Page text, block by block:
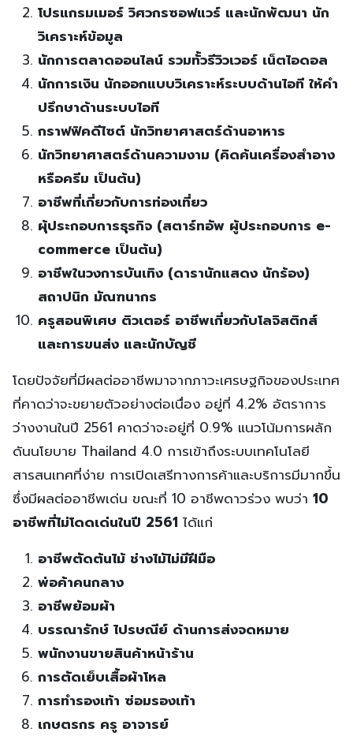
โปรแกรมเมอร์ วิศวกรซอฟแวร์ และนักพัฒนา นัก
วิเคราะห์ข้อมูล
นักการตลาดออนไลน์ รวมทั้วรีวิวเวอร์ เน็ตไอดอล
นักการเงิน นักออกแบบวิเคราะห์ระบบด้านไอที ให้คำ
ปรึกษาด้านระบบไอที
กราฟฟิคดีไซต์ นักวิทยาศาสตร์ด้านอาหาร
นักวิทยาศาสตร์ด้านความงาม (คิดค้นเครื่องสำอาง
หรือครีม เป็นต้น)
อาชีพที่เกี่ยวกับการท่องเที่ยว
ผุ้ประกอบการธุรกิจ (สตาร์ทอัพ ผู้ประกอบการ e-
commerce เป็นต้น)
อาชีพในวงการบันเทิง (ดารานักแสดง นักร้อง)
สถาปนิก มัณฑนากร
ครูสอนพิเศษ ติวเตอร์ อาชีพเกี่ยวกับโลจิสติกส์
และการขนส่ง และนักบัญชี
โดยปัจจัยที่มีผลต่ออาชีพมาจากภาวะเศรษฐกิจของประเทศ
ที่คาดว่าจะขยายตัวอย่างต่อเนื่อง อยู่ที่ 4.2% อัตราการ
ว่างงานในปี 2561 คาดว่าจะอยู่ที่ 0.9% แนวโน้มการผลัก
ดันนโยบาย Thailand 4.0 การเข้าถึงระบบเทคโนโลยี
สารสนเทศที่ง่าย การเปิดเสรีทางการค้าและบริการมีมากขึ้น
ซึ่งมีผลต่ออาชีพเด่น ขณะที่ 10 อาชีพดาวร่วง พบว่า 10
อาชีพที่ไม่โดดเด่นในปี 2561 ได้แก่
อาชีพตัดต้นไม้ ช่างไม้ไม่มีฝีมือ
พ่อค้าคนกลาง
อาชีพย้อมผ้า
บรรณารักษ์ ไปรษณีย์ ด้านการส่งจดหมาย
พนักงานขายสินค้าหน้าร้าน
การตัดเย็บเสื้อผ้าโหล
การทำรองเท้า ซ่อมรองเท้า
เกษตรกร ครู อาจารย์